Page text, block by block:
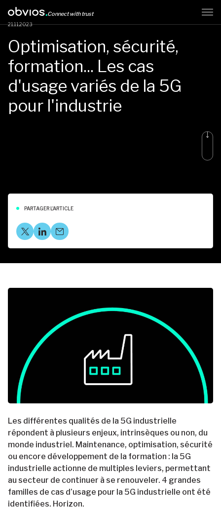
Aller
principal
Connect with trust
21.11.2023
Optimisation, sécurité,
formation... Les cas
d'usage variés de la 5G
pour l'industrie
PARTAGER L'ARTICLE
Les différentes qualités de la 5G industrielle
répondent à plusieurs enjeux, intrinsèques ou non, du
monde industriel. Maintenance, optimisation, sécurité
ou encore développement de la formation : la 5G
industrielle actionne de multiples leviers, permettant
au secteur de continuer à se renouveler. 4 grandes
familles de cas d’usage pour la 5G industrielle ont été
identifiées. Horizon.